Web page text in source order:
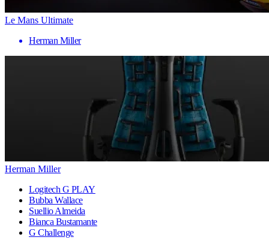
Le Mans Ultimate
Herman Miller
Herman Miller
Logitech G PLAY
Bubba Wallace
Suellio Almeida
Bianca Bustamante
G Challenge